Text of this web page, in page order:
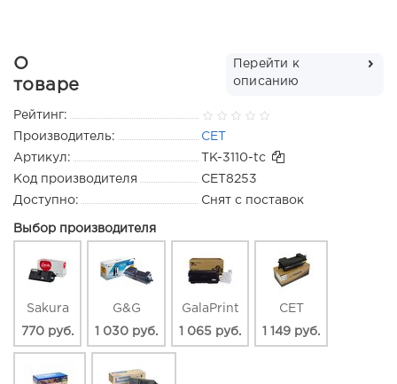
О
товаре
Перейти к
описанию
Рейтинг:
Производитель:
CET
Артикул:
TK-3110-tc
Код производителя
CET8253
Доступно:
Снят с поставок
Выбор производителя
Sakura
770 руб.
G&G
1 030 руб.
GalaPrint
1 065 руб.
CET
1 149 руб.